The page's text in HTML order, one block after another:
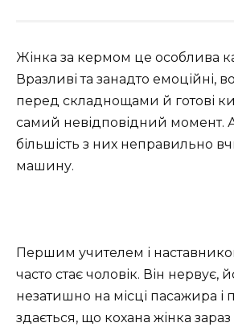
Жінка за кермом це особлива
Вразливі та занадто емоційні,
перед складнощами й готові
самий невідповідний момент.
більшість з них неправильно
машину.
Першим учителем і
часто стає чоловік. Він нервує,
незатишно на місці пасажира і
здається, що кохана жінка зараз